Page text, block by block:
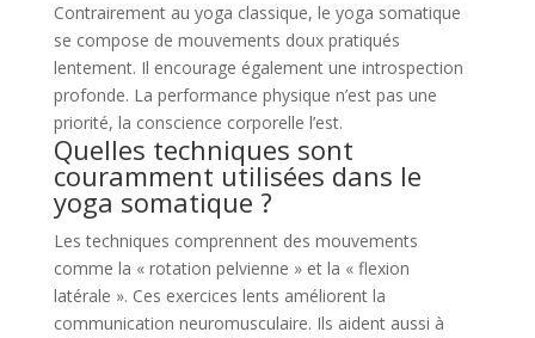
Contrairement au yoga classique, le yoga somatique
se compose de mouvements doux pratiqués
lentement. Il encourage également une introspection
profonde. La performance physique n’est pas une
priorité, la conscience corporelle l’est.
Quelles techniques sont
couramment utilisées dans le
yoga somatique ?
Les techniques comprennent des mouvements
comme la « rotation pelvienne » et la « flexion
latérale ». Ces exercices lents améliorent la
communication neuromusculaire. Ils aident aussi à